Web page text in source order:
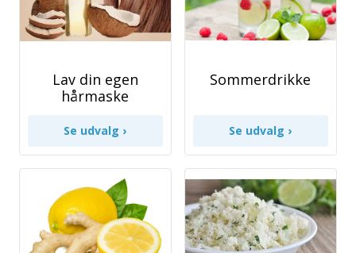
Lav din egen
hårmaske
Sommerdrikke